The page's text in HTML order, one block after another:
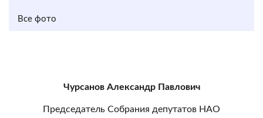
Все фото
Чурсанов Александр Павлович
Председатель Собрания депутатов НАО